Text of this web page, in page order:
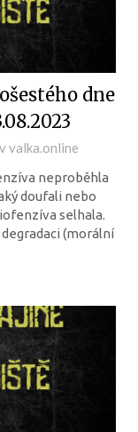
dne
valka.online
neproběhla
doufali nebo
selhala.
(morální